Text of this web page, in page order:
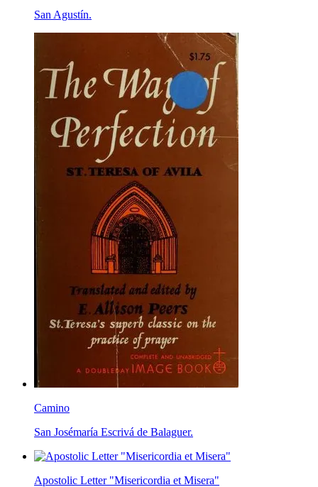
San Agustín.
Camino
San Josémaría Escrivá de Balaguer.
Apostolic Letter "Misericordia et Misera"